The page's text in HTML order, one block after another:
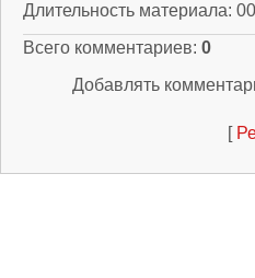
Длительность материала:
Всего комментариев: 0
Добавлять
[